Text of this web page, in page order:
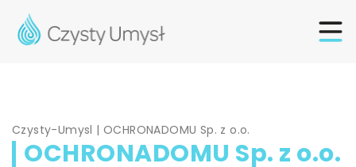
Czysty-Umysl |OCHRONADOMU Sp. z o.o.
OCHRONADOMU Sp. z o.o.